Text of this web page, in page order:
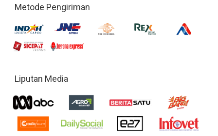
Metode Pengiriman
Liputan Media